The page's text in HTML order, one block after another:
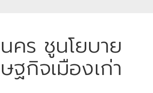
คร ชูนโยบาย
กิจเมืองเก่า